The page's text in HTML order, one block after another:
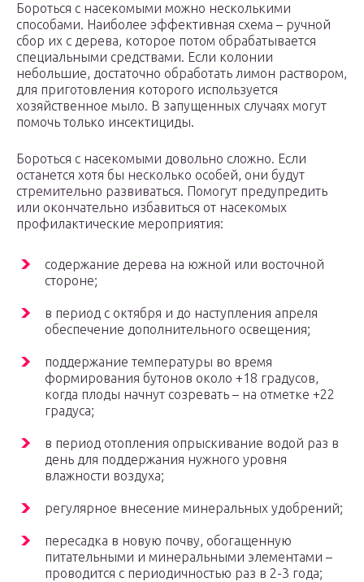
Бороться с насекомыми можно несколькими
способами. Наиболее эффективная схема – ручной
сбор их с дерева, которое потом обрабатывается
специальными средствами. Если колонии
небольшие, достаточно обработать лимон раствором,
для приготовления которого используется
хозяйственное мыло. В запущенных случаях могут
помочь только инсектициды.
Бороться с насекомыми довольно сложно. Если
останется хотя бы несколько особей, они будут
стремительно развиваться. Помогут предупредить
или окончательно избавиться от насекомых
профилактические мероприятия:
содержание дерева на южной или восточной
стороне;
в период с октября и до наступления апреля
обеспечение дополнительного освещения;
поддержание температуры во время
формирования бутонов около +18 градусов,
когда плоды начнут созревать – на отметке +22
градуса;
в период отопления опрыскивание водой раз в
день для поддержания нужного уровня
влажности воздуха;
регулярное внесение минеральных удобрений;
пересадка в новую почву, обогащенную
питательными и минеральными элементами –
проводится с периодичностью раз в 2-3 года;